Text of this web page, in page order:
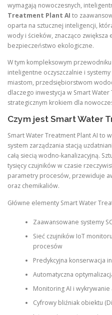
wymagają nowoczesnych,
Treatment Plant AI to
oparta na sztucznej inteligencji,
wody i ścieków, znacząco
bezpieczeństwo ekologiczne.
W tym kompleksowym
inteligentne oczyszczalnie i
miastom, przedsiębiorstwom
dlaczego inwestycja w Smart Water
strategicznym krokiem dla
Czym jest Smart Water
Smart Water Treatment Plant AI to
system zarządzania stacją
całą siecią wodno-kanalizacyjną.
tysięcy czujników w czasie
parametry procesów, przewiduje
oraz chemikaliów.
Główne elementy Smart Water
Zaawansowane systemy
Sieć czujników IoT
procesów
Predykcyjna konserwacja
Automatyczna
Monitoring AI i wykrywanie
Cyfrowy bliźniak obiektu